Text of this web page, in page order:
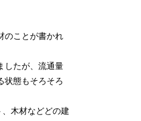
のことが書かれ
したが、流通量
状態もそろそろ
木材などどの建